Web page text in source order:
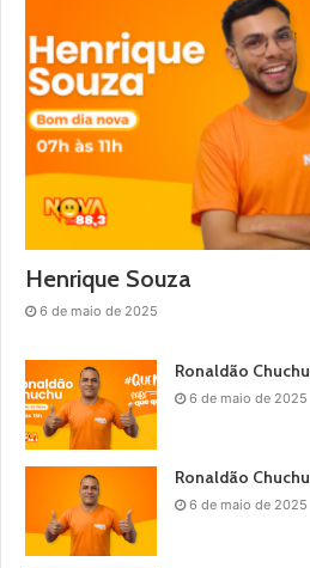
Henrique Souza
6 de maio de 2025
Ronaldão Chuchu
6 de maio de 2025
Ronaldão Chuchu
6 de maio de 2025